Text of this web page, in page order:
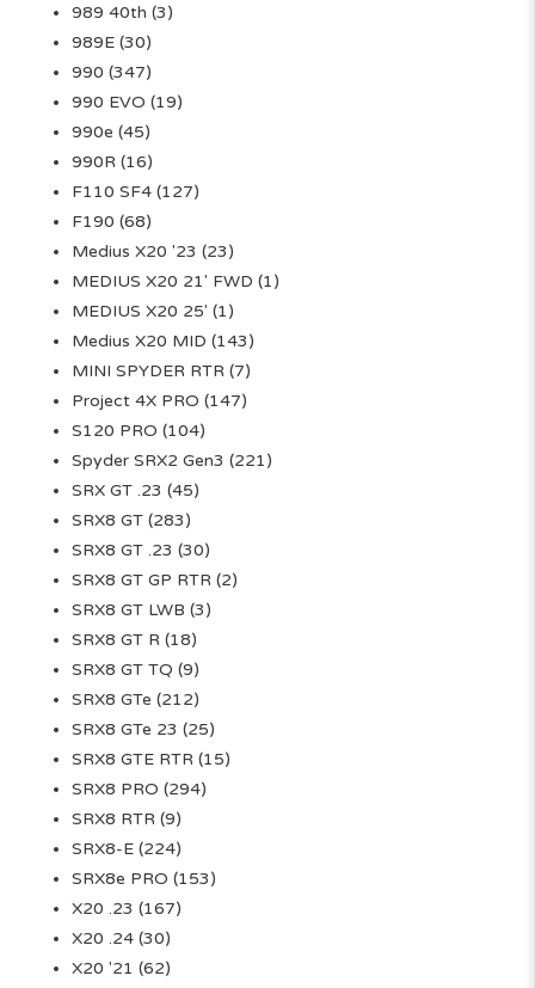
989 40th (3)
989E (30)
990 (347)
990 EVO (19)
990e (45)
990R (16)
F110 SF4 (127)
F190 (68)
Medius X20 '23 (23)
MEDIUS X20 21' FWD (1)
MEDIUS X20 25' (1)
Medius X20 MID (143)
MINI SPYDER RTR (7)
Project 4X PRO (147)
S120 PRO (104)
Spyder SRX2 Gen3 (221)
SRX GT .23 (45)
SRX8 GT (283)
SRX8 GT .23 (30)
SRX8 GT GP RTR (2)
SRX8 GT LWB (3)
SRX8 GT R (18)
SRX8 GT TQ (9)
SRX8 GTe (212)
SRX8 GTe 23 (25)
SRX8 GTE RTR (15)
SRX8 PRO (294)
SRX8 RTR (9)
SRX8-E (224)
SRX8e PRO (153)
X20 .23 (167)
X20 .24 (30)
X20 '21 (62)